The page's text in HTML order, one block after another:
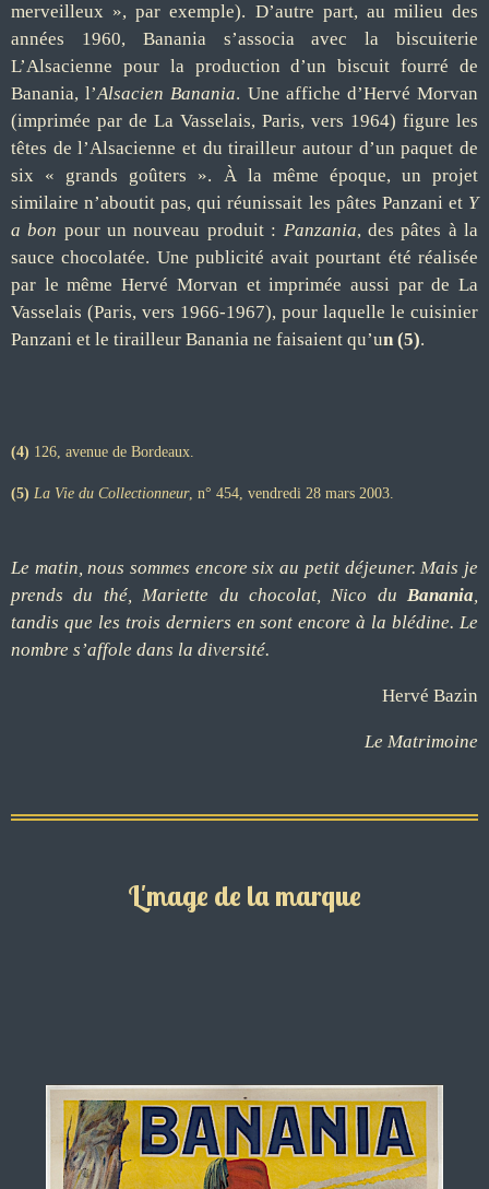
merveilleux », par exemple). D’autre part, au milieu des
années 1960, Banania s’associa avec la biscuiterie
L’Alsacienne pour la production d’un biscuit fourré de
Banania, l’Alsacien Banania. Une affiche d’Hervé Morvan
(imprimée par de La Vasselais, Paris, vers 1964) figure les
têtes de l’Alsacienne et du tirailleur autour d’un paquet de
six « grands goûters ». À la même époque, un projet
similaire n’aboutit pas, qui réunissait les pâtes Panzani et Y
a bon pour un nouveau produit : Panzania, des pâtes à la
sauce chocolatée. Une publicité avait pourtant été réalisée
par le même Hervé Morvan et imprimée aussi par de La
Vasselais (Paris, vers 1966-1967), pour laquelle le cuisinier
Panzani et le tirailleur Banania ne faisaient qu’un (5).
(4) 126, avenue de Bordeaux.
(5) La Vie du Collectionneur, n° 454, vendredi 28 mars 2003.
Le matin, nous sommes encore six au petit déjeuner. Mais je
prends du thé, Mariette du chocolat, Nico du Banania
tandis que les trois derniers en sont encore à la blédine. Le
nombre s’affole dans la diversité.
Hervé Bazin
Le Matrimoine
L'mage de la marque